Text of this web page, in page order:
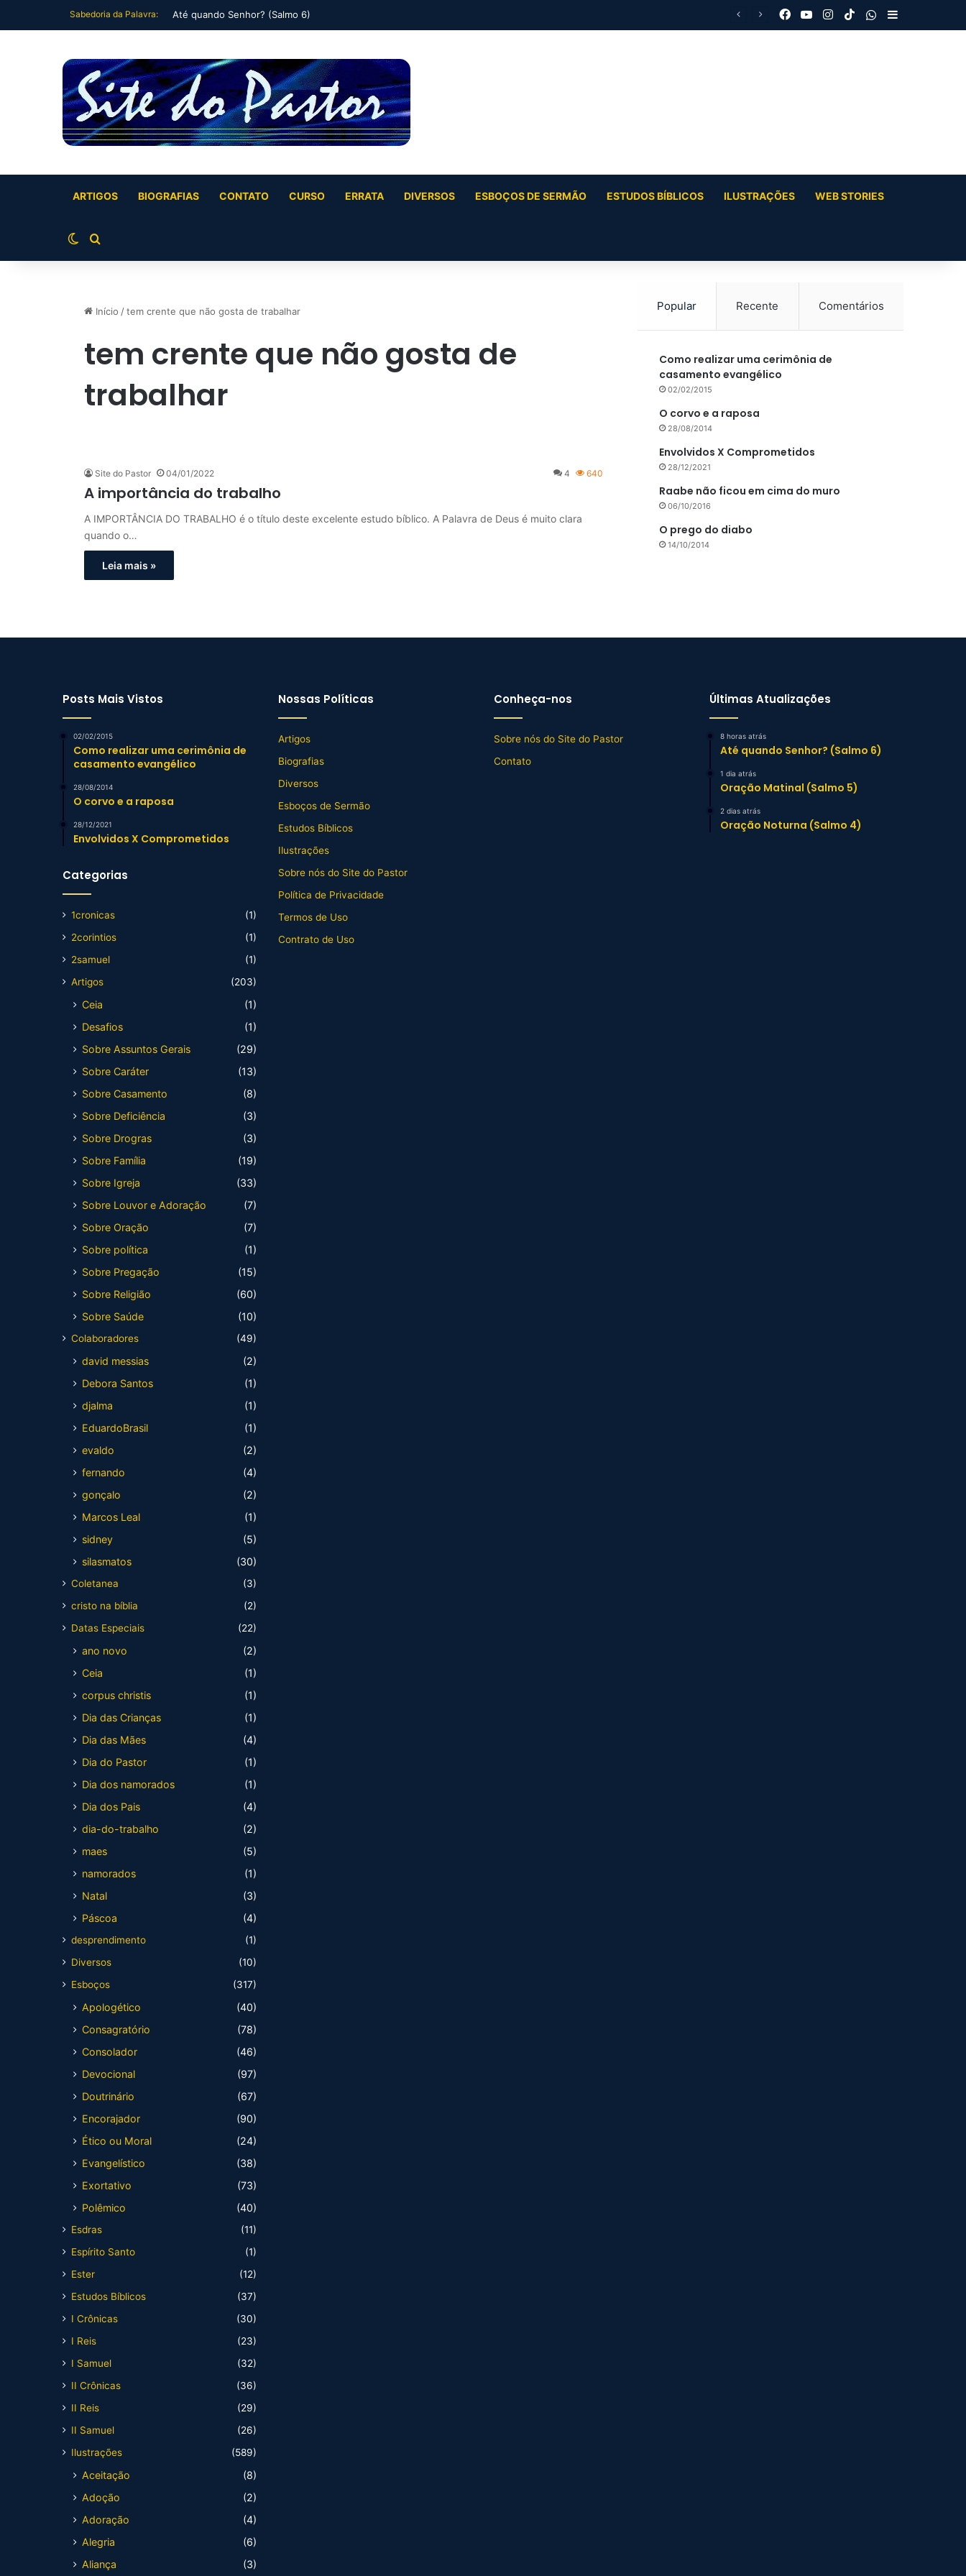
Sabedoria da Palavra: Oração Matinal (Salmo 5) Facebook
YouTubeInstagram
TikTokWhatsApp
Barra Lateral
ARTIGOS BIOGRAFIAS CONTATO CURSO ERRATA DIVERSOS ESBOÇOS DE SERMÃO ESTUDOS BÍBLICOS ILUSTRAÇÕES WEB STORIES
Switch skin
Buscar por
Início /tem crente que não gosta de trabalhar
tem crente que não gosta de
trabalhar
Site do Pastor 04/01/2022 4 640
A importância do trabalho
A IMPORTÂNCIA DO TRABALHO é o título deste excelente estudo bíblico. A Palavra de Deus é muito clara
quando o…
Leia mais »
Popular Recente Comentários
Como realizar uma cerimônia de
casamento evangélico
02/02/2015
O corvo e a raposa
28/08/2014
Envolvidos X Comprometidos
28/12/2021
Raabe não ficou em cima do muro
06/10/2016
O prego do diabo
14/10/2014
Posts Mais Vistos
02/02/2015
Como realizar uma cerimônia de
casamento evangélico
28/08/2014
O corvo e a raposa
28/12/2021
Envolvidos X Comprometidos
Categorias
1cronicas
(1)
2corintios
(1)
2samuel
(1)
Artigos
(203)
Ceia
(1)
Desafios
(1)
Sobre Assuntos Gerais
(29)
Sobre Caráter
(13)
Sobre Casamento
(8)
Sobre Deficiência
(3)
Sobre Drogras
(3)
Sobre Família
(19)
Sobre Igreja
(33)
Sobre Louvor e Adoração
(7)
Sobre Oração
(7)
Sobre política
(1)
Sobre Pregação
(15)
Sobre Religião
(60)
Sobre Saúde
(10)
Colaboradores (49)
david messias
(2)
Debora Santos
(1)
djalma
(1)
EduardoBrasil
(1)
evaldo
(2)
fernando
(4)
gonçalo
(2)
Marcos Leal
(1)
sidney
(5)
silasmatos
(30)
Coletanea
(3)
cristo na bíblia
(2)
Datas Especiais
(22)
ano novo
(2)
Ceia
(1)
corpus christis
(1)
Dia das Crianças
(1)
Dia das Mães
(4)
Dia do Pastor
(1)
Dia dos namorados
(1)
Dia dos Pais
(4)
dia-do-trabalho
(2)
maes
(5)
namorados
(1)
Natal
(3)
Páscoa
(4)
desprendimento
(1)
Diversos
(10)
Esboços
(317)
Apologético
(40)
Consagratório
(78)
Consolador
(46)
Devocional
(97)
Doutrinário
(67)
Encorajador
(90)
Ético ou Moral
(24)
Evangelístico
(38)
Exortativo
(73)
Polêmico
(40)
Esdras
(11)
Espírito Santo
(1)
Ester
(12)
Estudos Bíblicos
(37)
I Crônicas
(30)
I Reis
(23)
I Samuel
(32)
II Crônicas
(36)
II Reis
(29)
II Samuel
(26)
Ilustrações
(589)
Aceitação
(8)
Adoção
(2)
Adoração
(4)
Alegria
(6)
Aliança
(3)
Nossas Políticas
Artigos
Biografias
Diversos
Esboços de Sermão
Estudos Bíblicos
Ilustrações
Sobre nós do Site do Pastor
Política de Privacidade
Termos de Uso
Contrato de Uso
Conheça-nos
Sobre nós do Site do Pastor
Contato
Últimas Atualizações
8 horas atrás
Até quando Senhor? (Salmo 6)
1 dia atrás
Oração Matinal (Salmo 5)
2 dias atrás
Oração Noturna (Salmo 4)